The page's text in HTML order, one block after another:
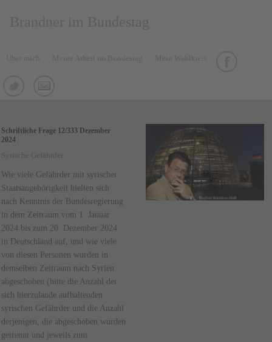
Schriftliche Frage 12/333 Dezember
2024
Syrische Gefährder
Wie viele Gefährder mit syrischer
Staatsangehörigkeit hielten sich
nach Kenntnis der Bundesregierung
in dem Zeitraum vom 1. Januar
2024 bis zum 20. Dezember 2024
in Deutschland auf, und wie viele
von diesen Personen wurden in
demselben Zeitraum nach Syrien
abgeschoben (bitte die Anzahl der
sich hierzulande aufhaltenden
syrischen Gefährder und die Anzahl
derjenigen, die abgeschoben wurden
getrennt und jeweils zum